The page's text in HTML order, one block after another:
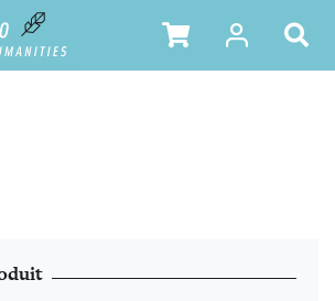
TABLE DES MATIÈRES